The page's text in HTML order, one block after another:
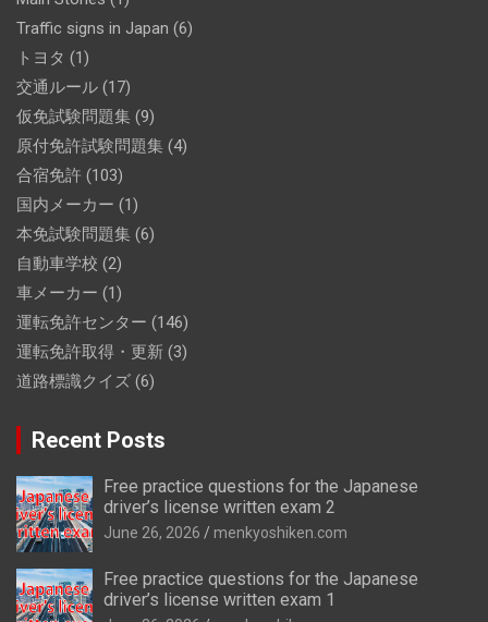
Traffic signs in Japan (6)
トヨタ (1)
交通ルール (17)
仮免試験問題集 (9)
原付免許試験問題集 (4)
合宿免許 (103)
国内メーカー (1)
本免試験問題集 (6)
自動車学校 (2)
車メーカー (1)
運転免許センター (146)
運転免許取得・更新 (3)
道路標識クイズ (6)
Recent Posts
Free practice questions for the Japanese
driver’s license written exam 2
June 26, 2026 menkyoshiken.com
Free practice questions for the Japanese
driver’s license written exam 1